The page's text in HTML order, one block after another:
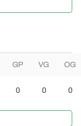
GP VG OG
0 0 0